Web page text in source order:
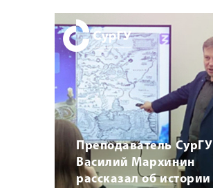
Преподаватель СурГУ
Василий Мархинин
рассказал об истории